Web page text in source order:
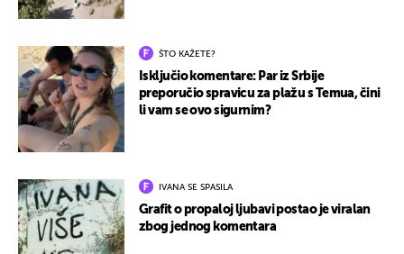
ŠTO KAŽETE?
Isključio komentare: Par iz Srbije
preporučio spravicu za plažu s Temua, čini
li vam se ovo sigurnim?
IVANA SE SPASILA
Grafit o propaloj ljubavi postao je viralan
zbog jednog komentara